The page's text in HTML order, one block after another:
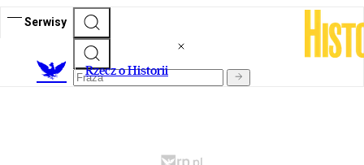
Serwisy
Rzecz o Historii